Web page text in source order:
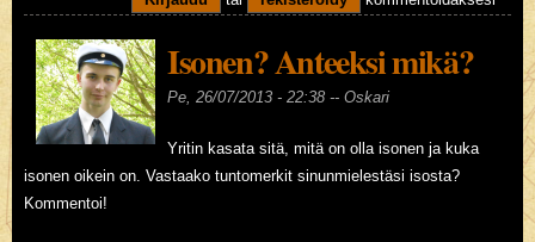
Isonen? Anteeksi mikä?
Pe, 26/07/2013 - 22:38 -- Oskari
Yritin kasata sitä, mitä on olla isonen ja kuka
isonen oikein on. Vastaako tuntomerkit sinunmielestäsi isosta?
Kommentoi!